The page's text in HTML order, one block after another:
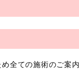
全ての施術のご案